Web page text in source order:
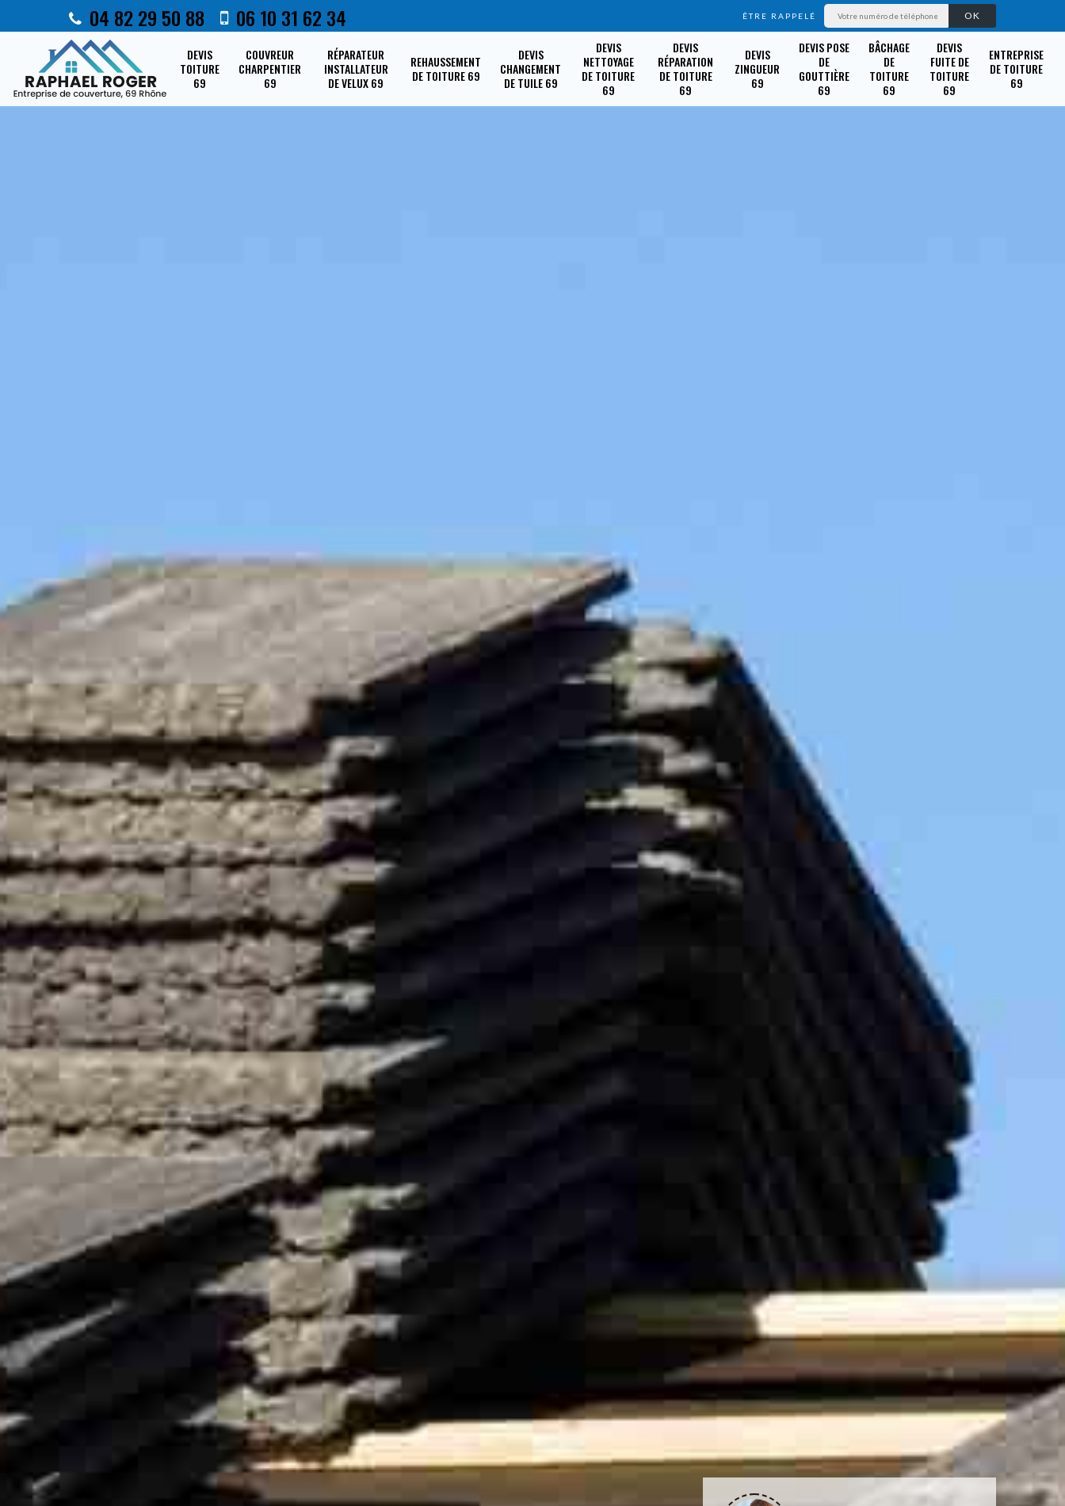
04 82 29 50 88 06 10 31 62 34 ÊTRE RAPPELÉ
DEVIS
TOITURE
69
COUVREUR
CHARPENTIER
69
RÉPARATEUR
INSTALLATEUR
DE VELUX 69
REHAUSSEMENT
DE TOITURE 69
DEVIS
CHANGEMENT
DE TUILE 69
DEVIS
NETTOYAGE
DE TOITURE
69
DEVIS
RÉPARATION
DE TOITURE
69
DEVIS
ZINGUEUR
69
DEVIS POSE
DE
GOUTTIÈRE
69
BÂCHAGE
DE
TOITURE
69
DEVIS
FUITE DE
TOITURE
69
ENTREPRISE
DE TOITURE
69